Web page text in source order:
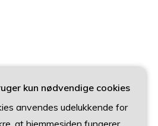
kun nødvendige cookies
anvendes udelukkende for
at hjemmesiden fungerer